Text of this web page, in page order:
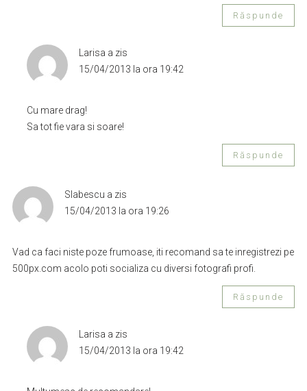
Răspunde
Larisa a zis
15/04/2013 la ora 19:42
Cu mare drag!
Sa tot fie vara si soare!
Răspunde
Slabescu a zis
15/04/2013 la ora 19:26
Vad ca faci niste poze frumoase, iti recomand sa te inregistrezi pe
500px.com acolo poti socializa cu diversi fotografi profi.
Răspunde
Larisa a zis
15/04/2013 la ora 19:42